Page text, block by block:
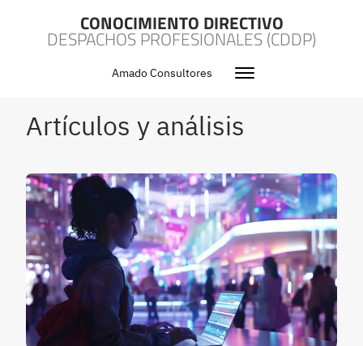
CONOCIMIENTO DIRECTIVO
DESPACHOS PROFESIONALES (CDDP)
Amado Consultores
Artículos y análisis